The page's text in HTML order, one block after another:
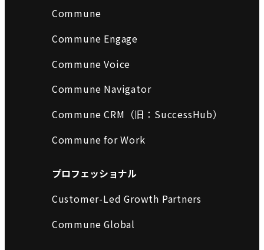
Commune
Commune Engage
Commune Voice
Commune Navigator
Commune CRM（旧：SuccessHub）
Commune for Work
プロフェッショナル
Customer-Led Growth Partners
Commune Global